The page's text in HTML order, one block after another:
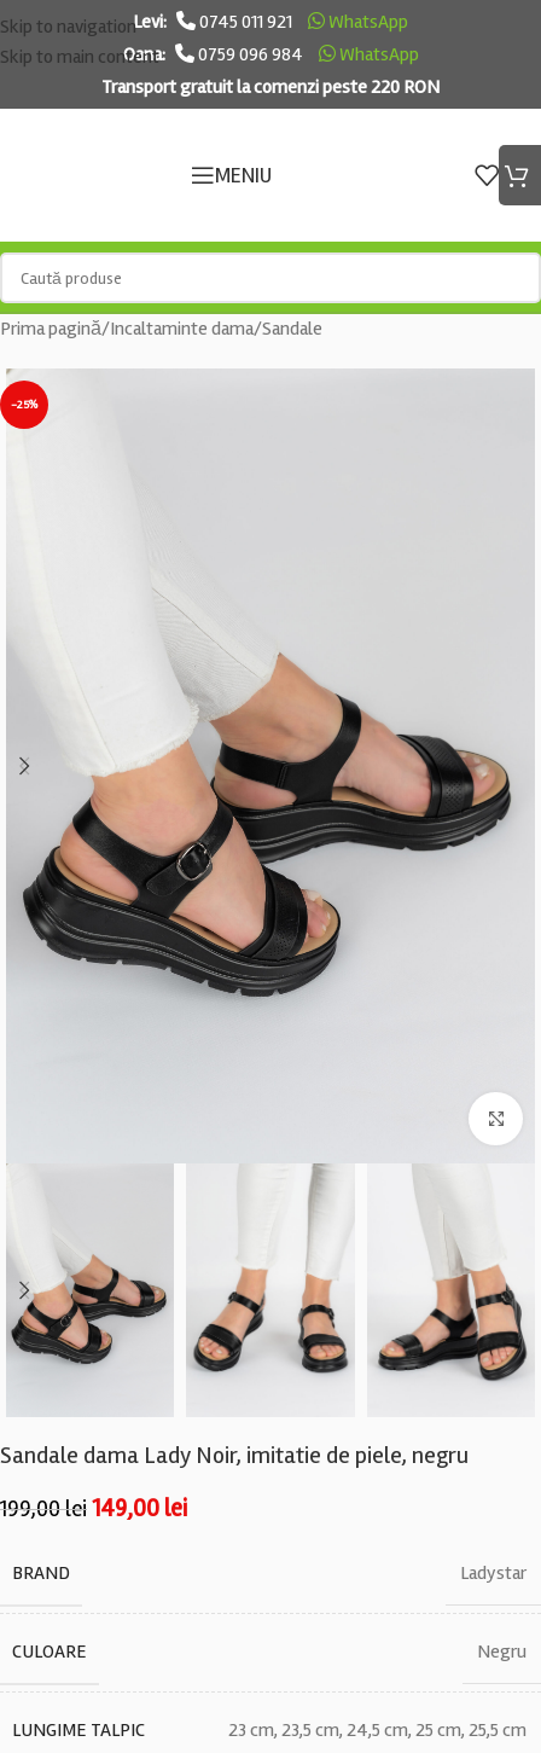
Skip to navigation
Skip to main content
Levi: 0745 011 921
WhatsApp
Oana:
0759 096 984
WhatsApp
Transport gratuit la comenzi peste 220 RON
MENIU
Prima pagină/Incaltaminte dama/Sandale
-25%
Sandale dama Lady Noir, imitatie de piele, negru
199,00lei149,00 lei
BRAND Ladystar
CULOARE Negru
LUNGIME TALPIC 23 cm, 23,5 cm, 24,5 cm, 25 cm, 25,5 cm